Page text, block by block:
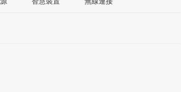
嵌入技術 感測技術
控技術